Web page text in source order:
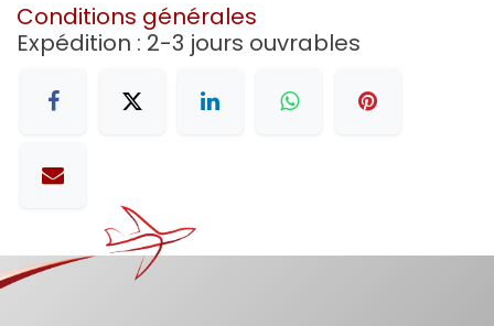
Conditions générales
Expédition : 2-3 jours ouvrables